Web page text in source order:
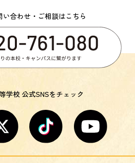
い合わせ・ご相談はこちら
学校 公式SNSをチェック